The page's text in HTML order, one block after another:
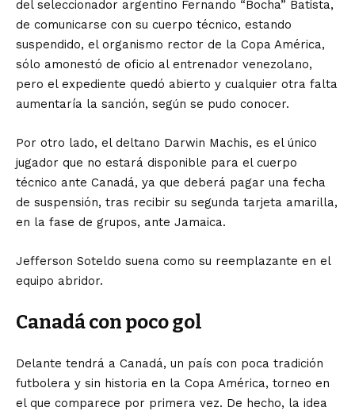
del seleccionador argentino Fernando “Bocha” Batista,
de comunicarse con su cuerpo técnico, estando
suspendido, el organismo rector de la Copa América,
sólo amonestó de oficio al entrenador venezolano,
pero el expediente quedó abierto y cualquier otra falta
aumentaría la sanción, según se pudo conocer.
Por otro lado, el deltano Darwin Machis, es el único
jugador que no estará disponible para el cuerpo
técnico ante Canadá, ya que deberá pagar una fecha
de suspensión, tras recibir su segunda tarjeta amarilla,
en la fase de grupos, ante Jamaica.
Jefferson Soteldo suena como su reemplazante en el
equipo abridor.
Canadácon poco gol
Delante tendrá a Canadá, un país con poca tradición
futbolera y sin historia en la Copa América, torneo en
el que comparece por primera vez. De hecho, la idea